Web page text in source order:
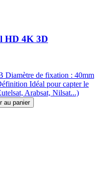
HD 4K 3D
Diamètre de fixation : 40mm
Idéal pour capter le
Arabsat, Nilsat...)
au panier